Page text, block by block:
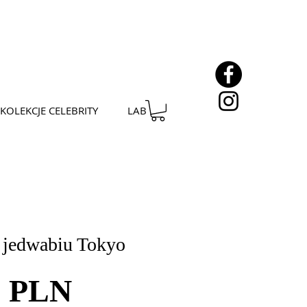
KOLEKCJE CELEBRITY LAB
Tokyo
PLNCena